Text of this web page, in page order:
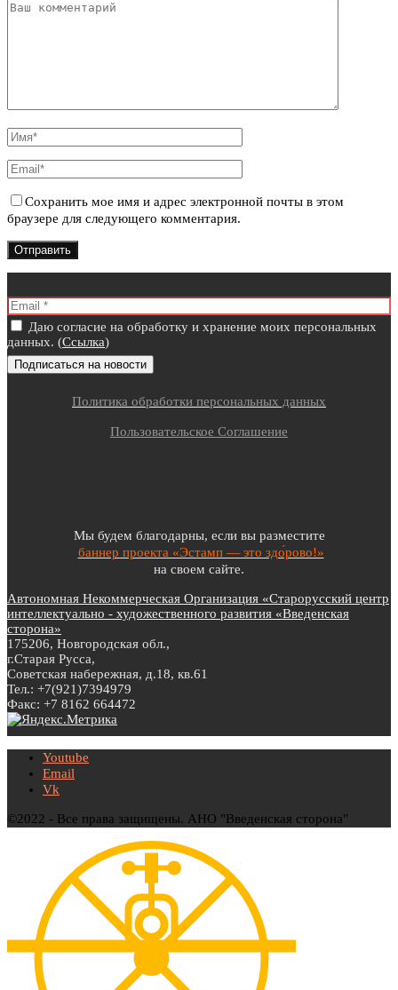
Сохранить мое имя и адрес электронной почты в этом
браузере для следующего комментария.
Даю согласие на обработку и хранение моих персональных
данных. (Ссылка)
Политика обработки персональных данных
Пользовательское Соглашение
Мы будем благодарны, если вы разместите
баннер проекта «Эстамп — это здо́рово!»
на своем сайте.
Автономная Некоммерческая Организация «Старорусский центр
интеллектуально - художественного развития «Введенская
сторона»
175206, Новгородская обл.,
г.Старая Русса,
Советская набережная, д.18, кв.61
Тел.: +7(921)7394979
Факс: +7 8162 664472
Youtube
Email
Vk
©2022 - Все права защищены. АНО "Введенская сторона"